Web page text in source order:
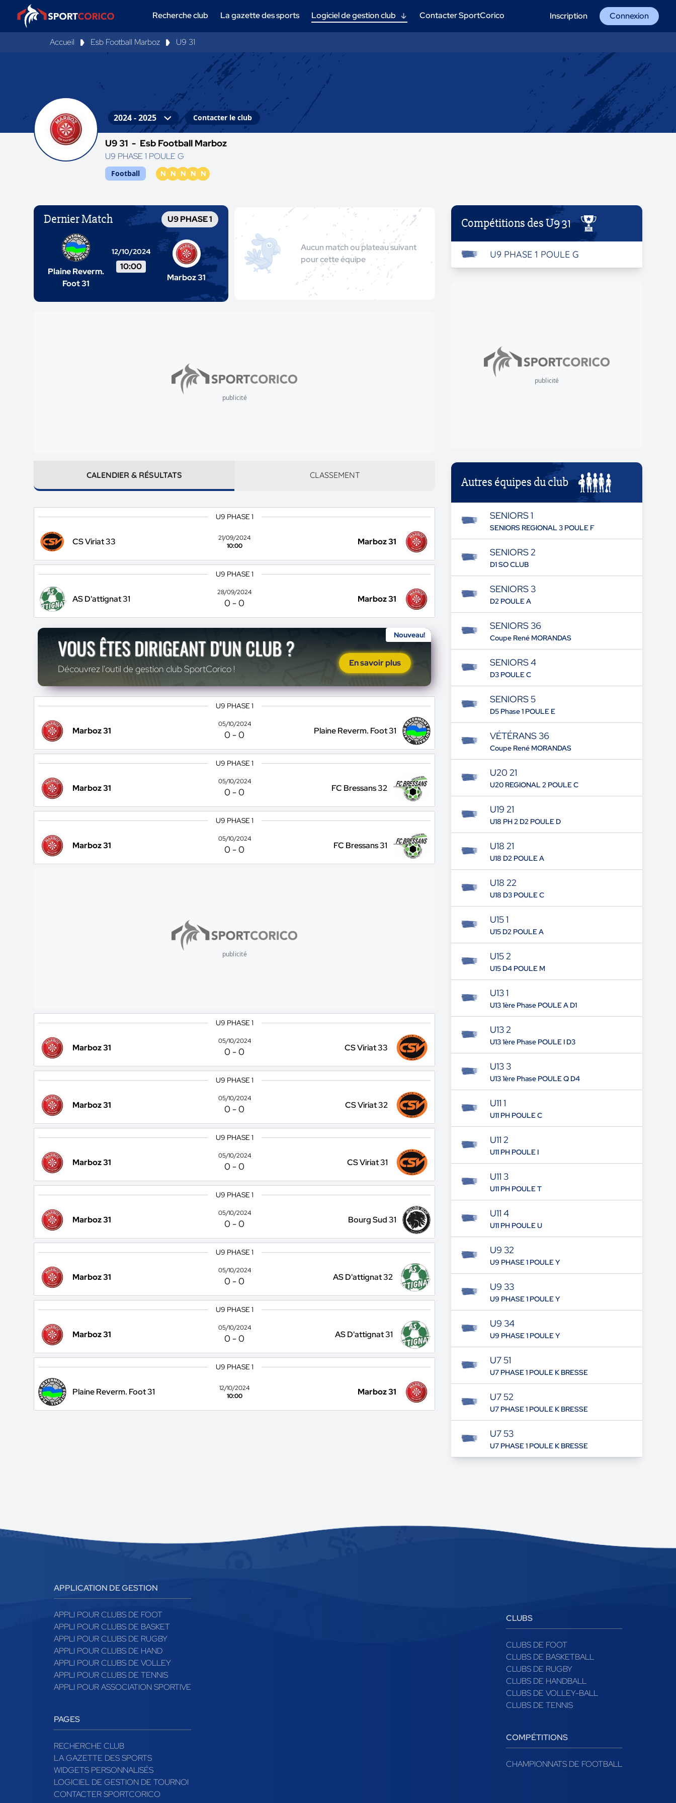
Recherche club La gazette des sports Logiciel de gestion club Contacter SportCorico Inscription Connexion
Accueil Esb Football Marboz U9 31
Contacter le club
U9 31 - Esb Football Marboz
U9 PHASE 1 POULE G
Football N N N N N
Dernier Match U9 PHASE 1
Plaine Reverm.
Foot 31
12/10/2024
10:00
Marboz 31
Aucun match ou plateau suivant
pour cette équipe
publicité
CALENDIER & RÉSULTATS CLASSEMENT
U9 PHASE 1
CS Viriat 33
21/09/2024
10:00
Marboz 31
U9 PHASE 1
AS D'attignat 31
28/09/2024
0 -0 Marboz 31
Nouveau!
VOUS ÊTES DIRIGEANT D'UN CLUB ?
Découvrez l'outil de gestion club SportCorico !
En savoir plus
U9 PHASE 1
Marboz 31
05/10/2024
0 -0 Plaine Reverm. Foot 31
U9 PHASE 1
Marboz 31
05/10/2024
0 -0 FC Bressans 32
U9 PHASE 1
Marboz 31
05/10/2024
0 -0 FC Bressans 31
publicité
U9 PHASE 1
Marboz 31
05/10/2024
0 -0 CS Viriat 33
U9 PHASE 1
Marboz 31
05/10/2024
0 -0 CS Viriat 32
U9 PHASE 1
Marboz 31
05/10/2024
0 -0 CS Viriat 31
U9 PHASE 1
Marboz 31
05/10/2024
0 -0 Bourg Sud 31
U9 PHASE 1
Marboz 31
05/10/2024
0 -0 AS D'attignat 32
U9 PHASE 1
Marboz 31
05/10/2024
0 -0 AS D'attignat 31
U9 PHASE 1
Plaine Reverm. Foot 31
12/10/2024
10:00
Marboz 31
Compétitions des U9 31
U9 PHASE 1 POULE G
publicité
Autres équipes du club
SENIORS 1
SENIORS REGIONAL 3 POULE F
SENIORS 2
D1 SO CLUB
SENIORS 3
D2 POULE A
SENIORS 36
Coupe René MORANDAS
SENIORS 4
D3 POULE C
SENIORS 5
D5 Phase 1 POULE E
VÉTÉRANS 36
Coupe René MORANDAS
U20 21
U20 REGIONAL 2 POULE C
U19 21
U18 PH 2 D2 POULE D
U18 21
U18 D2 POULE A
U18 22
U18 D3 POULE C
U15 1
U15 D2 POULE A
U15 2
U15 D4 POULE M
U13 1
U13 1ère Phase POULE A D1
U13 2
U13 1ère Phase POULE I D3
U13 3
U13 1ère Phase POULE Q D4
U11 1
U11 PH POULE C
U11 2
U11 PH POULE I
U11 3
U11 PH POULE T
U11 4
U11 PH POULE U
U9 32
U9 PHASE 1 POULE Y
U9 33
U9 PHASE 1 POULE Y
U9 34
U9 PHASE 1 POULE Y
U7 51
U7 PHASE 1 POULE K BRESSE
U7 52
U7 PHASE 1 POULE K BRESSE
U7 53
U7 PHASE 1 POULE K BRESSE
APPLICATION DE GESTION
APPLI POUR CLUBS DE FOOT
APPLI POUR CLUBS DE BASKET
APPLI POUR CLUBS DE RUGBY
APPLI POUR CLUBS DE HAND
APPLI POUR CLUBS DE VOLLEY
APPLI POUR CLUBS DE TENNIS
APPLI POUR ASSOCIATION SPORTIVE
PAGES
RECHERCHE CLUB
LA GAZETTE DES SPORTS
WIDGETS PERSONNALISÉS
LOGICIEL DE GESTION DE TOURNOI
CONTACTER SPORTCORICO
CLUBS
CLUBS DE FOOT
CLUBS DE BASKETBALL
CLUBS DE RUGBY
CLUBS DE HANDBALL
CLUBS DE VOLLEY-BALL
CLUBS DE TENNIS
COMPÉTITIONS
CHAMPIONNATS DE FOOTBALL